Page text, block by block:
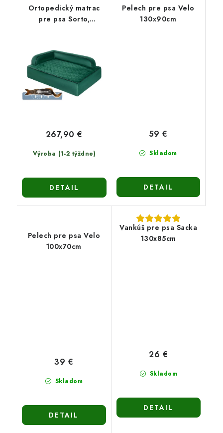
Ortopedický matrac
pre psa Sorto,
Výroba (1-2 týždne)
267,90 €
DETAIL
Pelech pre psa Velo
130x90cm
Skladom
59 €
DETAIL
Pelech pre psa Velo
100x70cm
Skladom
39 €
DETAIL
Vankúš pre psa Sacka
130x85cm
Skladom
26 €
DETAIL